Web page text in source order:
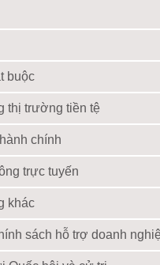
buộc
thị trường tiền tệ
chính
trực tuyến
khác
sách hỗ trợ doanh